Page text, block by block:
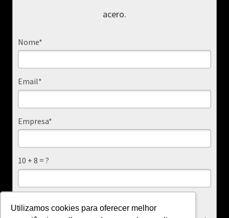
Utilizamos cookies para oferecer melhor
acero.
Nome*
Email*
Empresa*
10 + 8 = ?